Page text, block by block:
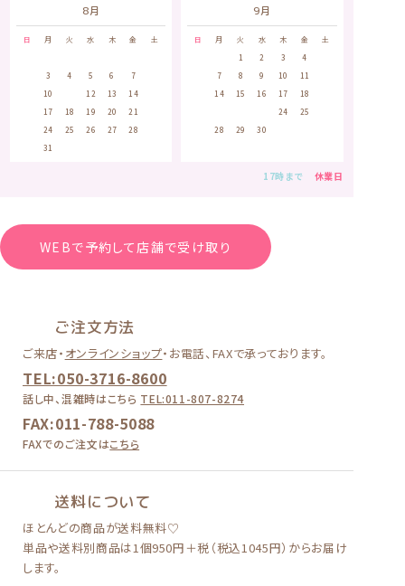
8月
日 月 火 水 木 金
土
3 4 5 6 7
10 12 13 14
17 18 19 20 21
24 25 26 27 28
31
9月
日 月 火 水 木 金
土
1
2 3 4
7 8 9 10 11
14 15 16 17 18
24 25
28 29 30
17時まで 休業日
WEBで予約して店舗で受け取り
ご注文方法
ご来店・ オンラインショップ・ お電話、FAXで承っております。
TEL:050-3716-8600
話し中、混雑時はこちら TEL:011-807-8274
FAX:011-788-5088
FAXでのご注文はこちら
送料について
ほとんどの商品が送料無料♡
単品や送料別商品は1個950円＋税（税込1045円） からお届け
します。